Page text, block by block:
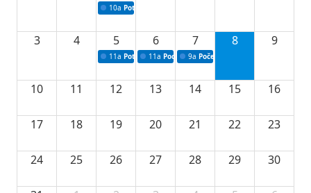
10a Potpisivanje ugovora sa neprofitnim
3 4 5
11a Potpisivanje ugovora o stipendijama za
6
11a Podrška razvoju vodne infrastrukture u
7
9a Početak izgradnje nove
8 9
10 11 12 13 14 15 16
17 18 19 20 21 22 23
24 25 26 27 28 29 30